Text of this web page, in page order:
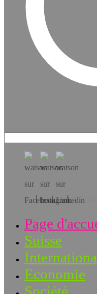
Page
Suisse
Economie